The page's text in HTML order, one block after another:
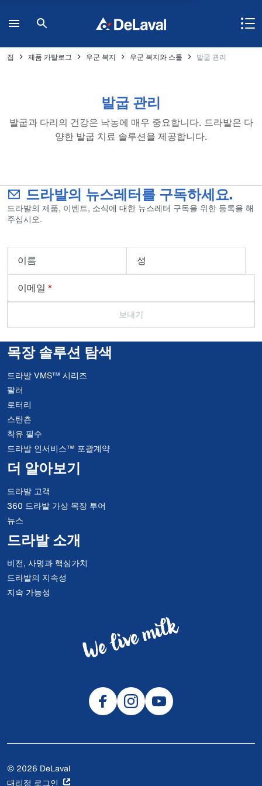
집 제품 카탈로그 우군 복지 우군 복지와 스톨 발굽 관리
발굽 관리
발굽과 다리의 건강은 낙농에 매우 중요합니다. 드라발은 다
양한 발굽 치료 솔루션을 제공합니다.
드라발의 뉴스레터를 구독하세요.
드라발의 제품, 이벤트, 소식에 대한 뉴스레터 구독을 위한 등록을 해
주십시오.
이름
성
이메일 *
보내기
목장 솔루션 탐색
드라발 VMS™ 시리즈
팔러
로터리
스탄쵼
착유 필수
드라발 인서비스™ 포괄계약
더 알아보기
드라발 고객
360 드라발 가상 목장 투어
뉴스
드라발 소개
비전, 사명과 핵심가치
드라발의 지속성
지속 가능성
© 2026 DeLaval
대리점 로그인